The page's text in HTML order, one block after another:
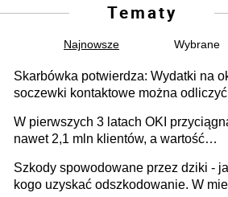
Tematy
Najnowsze Wybrane
Skarbówka potwierdza: Wydatki na
soczewki kontaktowe można odliczyć
niepełnosprawności. Częściowe
dofinansowanie (np. z zfśs)
odliczenie
W pierwszych 3 latach OKI
nawet 2,1 mln klientów, a wartość
mld zł
Szkody spowodowane przez dziki -
kogo uzyskać odszkodowanie. W